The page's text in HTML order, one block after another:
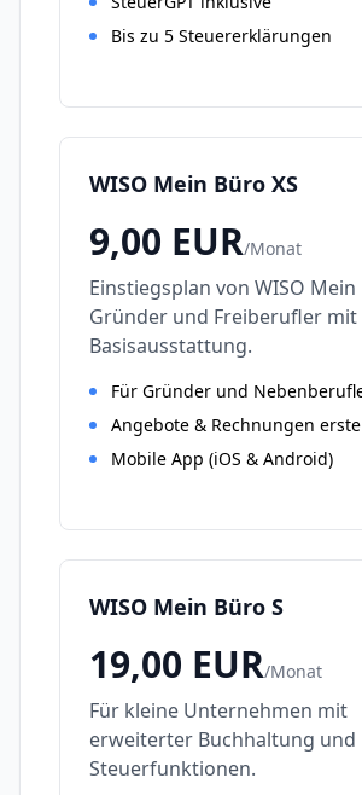
Bis zu 5 Steuererklärungen
WISO Mein Büro XS
9,00 EUR/Monat
Einstiegsplan von WISO
Gründer und Freiberufler mit
Basisausstattung.
Für Gründer und
Angebote & Rechnungen
Mobile App (iOS & Android)
WISO Mein Büro S
19,00 EUR/Monat
Für kleine Unternehmen mit
erweiterter Buchhaltung und
Steuerfunktionen.